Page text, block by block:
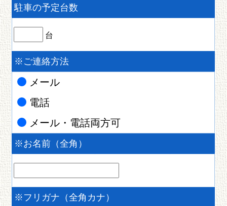
駐車の予定台数
台
※ ご連絡方法
メール
電話
メール・電話両方可
※お名前（全角）
※ フリガナ（全角カナ）